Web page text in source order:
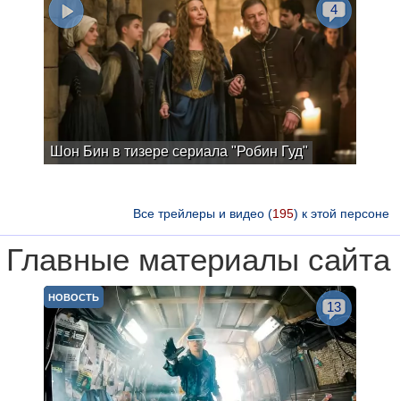
Шон Бин в тизере сериала "Робин Гуд"
4
Все трейлеры и видео (195) к этой персоне
Главные материалы сайта
НОВОСТЬ
13